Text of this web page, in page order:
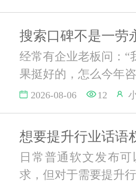
经常有企业老板问：“
果挺好的，怎么今年咨
2026-08-06 12
日常普通软文发布
求，但对于需要提升行